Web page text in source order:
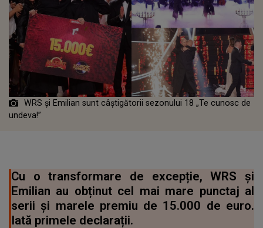
WRS și Emilian sunt câștigătorii sezonului 18 „Te cunosc de
undeva!”
Cu o transformare de excepție, WRS și
Emilian au obținut cel mai mare punctaj al
serii și marele premiu de 15.000 de euro.
Iată primele declarații.